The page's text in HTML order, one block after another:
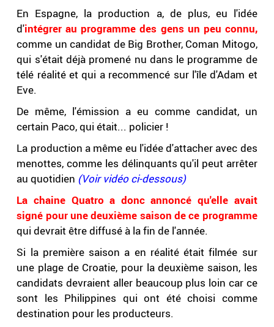
En Espagne, la production a, de plus, eu l'idée
d'intégrer au programme des gens un peu connu,
comme un candidat de Big Brother, Coman Mitogo,
qui s'était déjà promené nu dans le programme de
télé réalité et qui a recommencé sur l'île d'Adam et
Eve.
De même, l'émission a eu comme candidat, un
certain Paco, qui était... policier !
La production a même eu l'idée d'attacher avec des
menottes, comme les délinquants qu'il peut arrêter
au quotidien (Voir vidéo ci-dessous)
La chaine Quatro a donc annoncé qu'elle avait
signé pour une deuxième saison de ce programme
qui devrait être diffusé à la fin de l'année.
Si la première saison a en réalité était filmée sur
une plage de Croatie, pour la deuxième saison, les
candidats devraient aller beaucoup plus loin car ce
sont les Philippines qui ont été choisi comme
destination pour les producteurs.